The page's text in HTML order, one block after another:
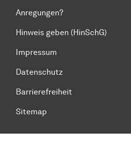
Anregungen?
Hinweis geben (HinSchG)
Impressum
Datenschutz
Barrierefreiheit
Sitemap